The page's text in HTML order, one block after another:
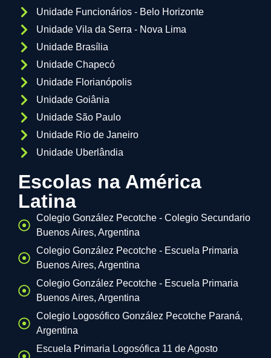
Unidade Funcionários - Belo Horizonte
Unidade Vila da Serra - Nova Lima
Unidade Brasília
Unidade Chapecó
Unidade Florianópolis
Unidade Goiânia
Unidade São Paulo
Unidade Rio de Janeiro
Unidade Uberlândia
Escolas na América
Latina
Colegio González Pecotche - Colegio Secundario
Buenos Aires, Argentina
Colegio González Pecotche - Escuela Primaria
Buenos Aires, Argentina
Colegio González Pecotche - Escuela Primaria
Buenos Aires, Argentina
Colegio Logosófico González Pecotche Paraná,
Argentina
Escuela Primaria Logosófica 11 de Agosto